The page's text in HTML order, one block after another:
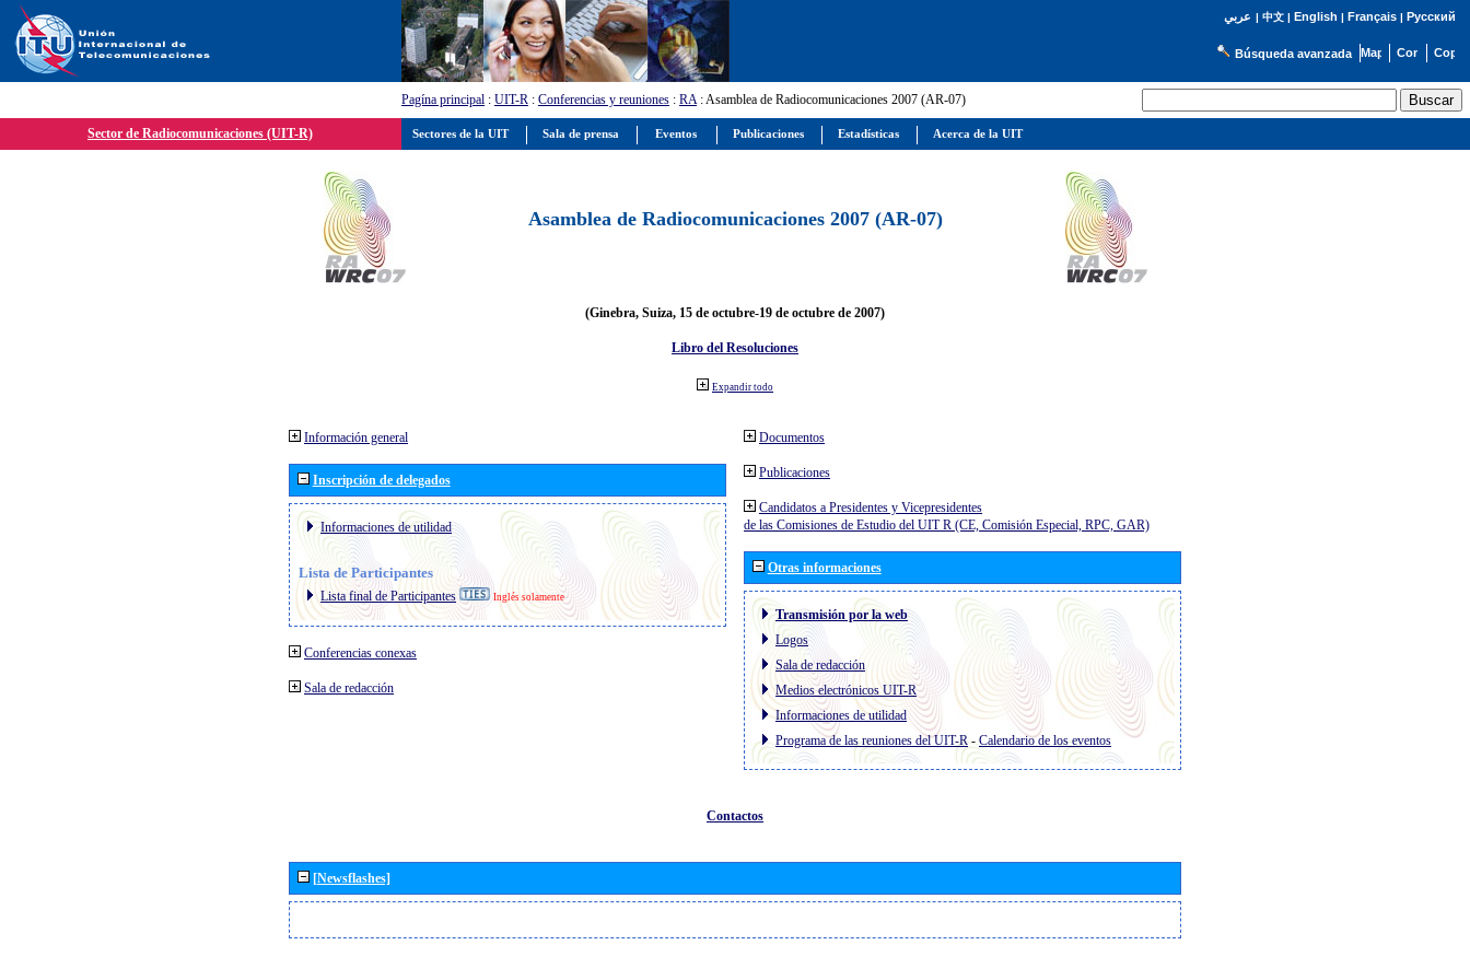
عربي | 中文| English | Français| Русский
Búsqueda avanzada
Pagína principal : UIT-R : Conferencias y reuniones : RA: Asamblea de Radiocomunicaciones 2007 (AR-07)
Sector de Radiocomunicaciones (UIT-R)
Asamblea de Radiocomunicaciones 2007 (AR-07)
(Ginebra, Suiza, 15 de octubre-19 de octubre de 2007)
Libro del Resoluciones
Expandir todo
Información general
Inscripción de delegados
Informaciones de utilidad
Lista de Participantes
Lista final de Participantes Inglés solamente
Conferencias conexas
Sala de redacción
Documentos
Publicaciones
Candidatos a Presidentes y Vicepresidentes
de las Comisiones de Estudio del UIT R (CE, Comisión Especial, RPC, GAR)
Otras informaciones
Transmisión por la web
Logos
Sala de redacción
Medios electrónicos UIT-R
Informaciones de utilidad
Programa de las reuniones del UIT-R- Calendario de los eventos
Contactos
[Newsflashes]
Sectores de la UIT Sala de prensa Eventos Publicaciones Estadísticas Acerca de la UIT